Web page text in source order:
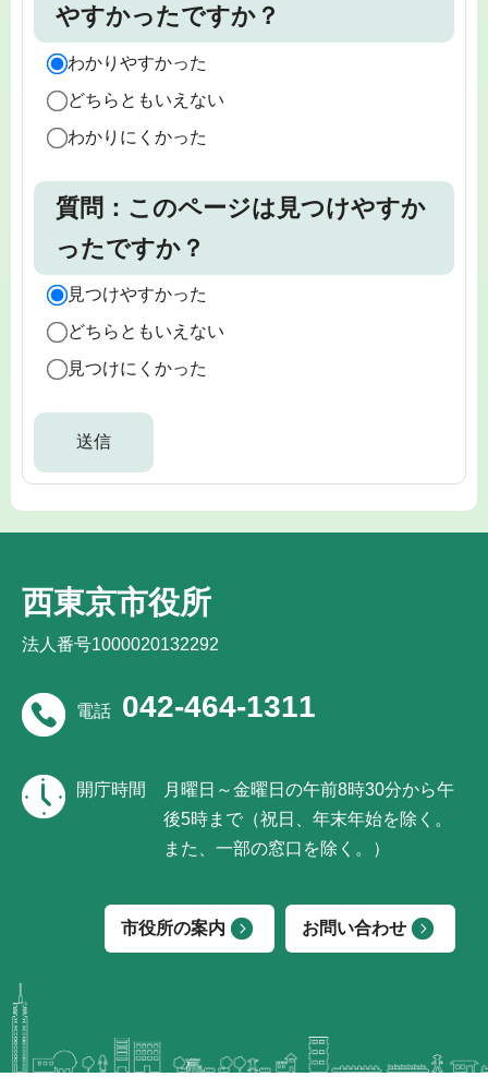
やすかったですか？
わかりやすかった
どちらともいえない
わかりにくかった
質問：このページは見つけやすか
ったですか？
見つけやすかった
どちらともいえない
見つけにくかった
西東京市役所
法人番号1000020132292
電話 042-464-1311
開庁時間
月曜日～金曜日の午前8時30分から午
後5時まで（祝日、年末年始を除く。
また、一部の窓口を除く。）
市役所の案内 お問い合わせ